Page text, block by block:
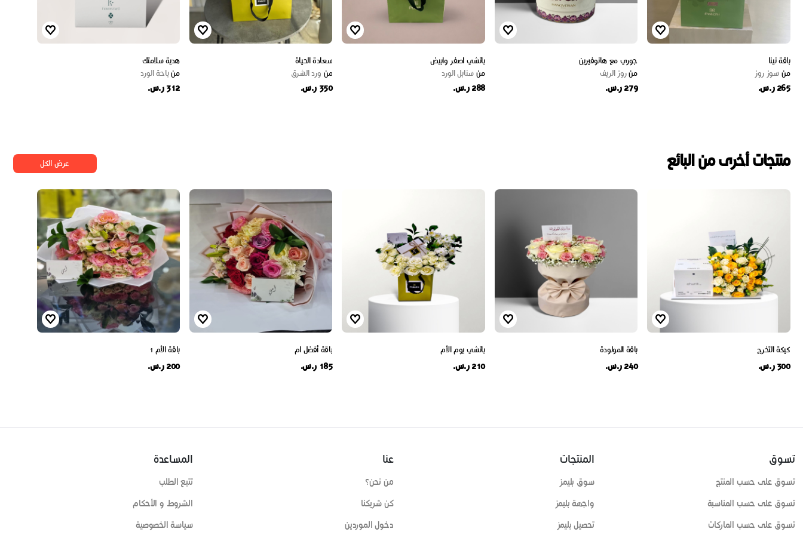
باقة نينا
من سوز روز
265 ر.س.
جوري مع هانوفيرين
منروز الريف
279 ر.س.
باتشي اصفر وابيض
منسنابل الورد
288 ر.س.
سعادة الحياة
من ورد الشرق
350 ر.س.
هدية سلامتك
منباحة الورد
312 ر.س.
منتجات أخرى من البائع عرض الكل
كيكة التخرج
300 ر.س.
باقة المولودة
240 ر.س.
باتشي يوم الأم
210 ر.س.
باقة أفضل ام
185 ر.س.
باقة الأم 1
200 ر.س.
تسوق
تسوق على حسب المنتج
تسوق على حسب المناسبة
تسوق على حسب الماركات
المنتجات
سوق بليمز
واجهة بليمز
تحصيل بليمز
عنا
من نحن؟
كن شريكنا
دخول الموردين
المساعدة
تتبع الطلب
الشروط و الأحكام
سياسة الخصوصية